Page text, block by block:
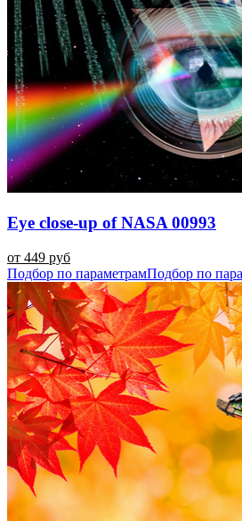
Eye close-up of NASA 00993
от 449 руб
Подбор по параметрамПодбор по